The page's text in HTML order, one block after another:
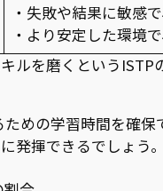
・失敗や結果に敏感
・より安定した環境
ルを磨くというISTP
めの学習時間を確保
発揮できるでしょう